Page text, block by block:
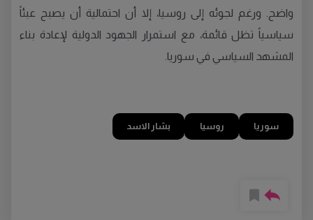
واضح. ورغم لجوئه إلى روسيا، إلا أن احتمالية أن يصبح عبئاً
سياسياً تظل قائمة، مع استمرار الجهود الدولية لإعادة بناء
المشهد السياسي في سوريا.
سوريا روسيا بشار الاسد